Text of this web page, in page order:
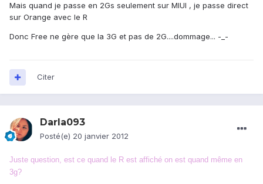
Mais quand je passe en 2Gs seulement sur MIUI , je passe direct
sur Orange avec le R
Donc Free ne gère que la 3G et pas de 2G....dommage... -_-
Citer
Darla093
Posté(e) 20 janvier 2012
Juste question, est ce quand le R est affiché on est quand même en
3g?